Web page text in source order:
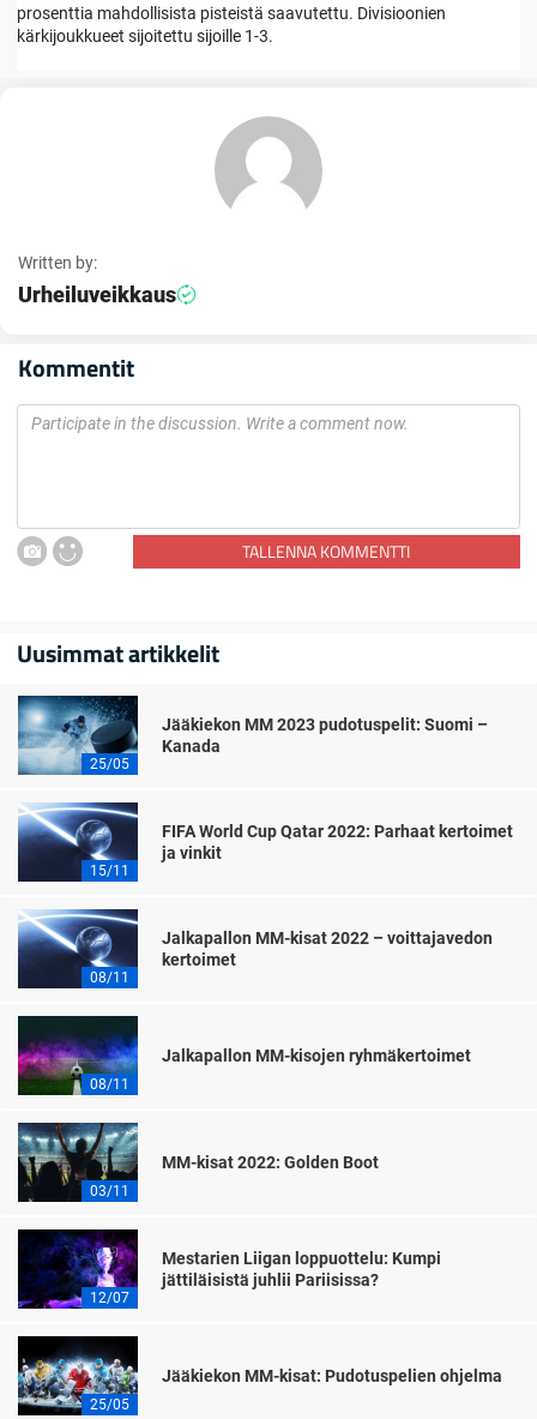
prosenttia mahdollisista pisteistä saavutettu. Divisioonien
kärkijoukkueet sijoitettu sijoille 1-3.
Written by:
Urheiluveikkaus
Kommentit
TALLENNA KOMMENTTI
Uusimmat artikkelit
25/05
Jääkiekon MM 2023 pudotuspelit: Suomi –
Kanada
15/11
FIFA World Cup Qatar 2022: Parhaat kertoimet
ja vinkit
08/11
Jalkapallon MM-kisat 2022 – voittajavedon
kertoimet
08/11
Jalkapallon MM-kisojen ryhmäkertoimet
03/11
MM-kisat 2022: Golden Boot
12/07
Mestarien Liigan loppuottelu: Kumpi
jättiläisistä juhlii Pariisissa?
25/05
Jääkiekon MM-kisat: Pudotuspelien ohjelma